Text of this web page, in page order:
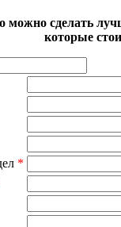
можно сделать
которые
*